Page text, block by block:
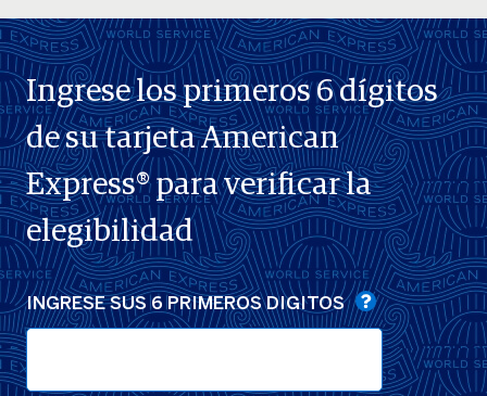
Ingrese los primeros 6 dígitos
de su tarjeta American
Express® para verificar la
elegibilidad
INGRESE SUS 6 PRIMEROS DIGITOS